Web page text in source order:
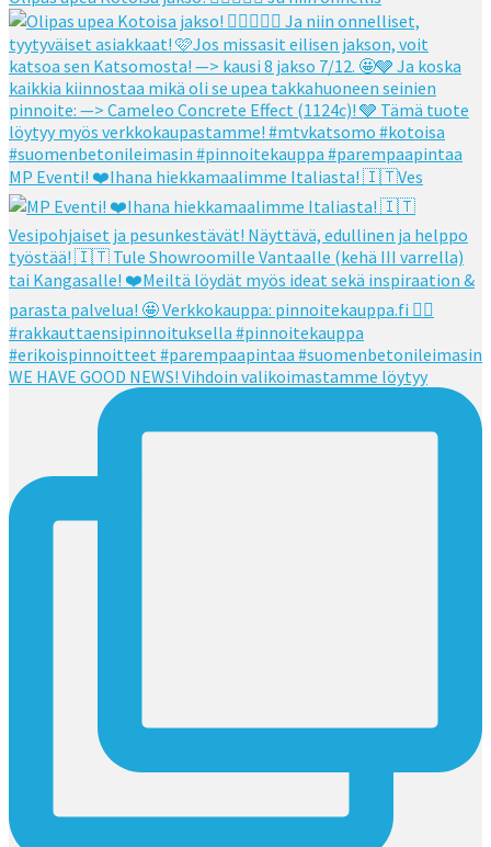
MP Eventi! ❤️Ihana hiekkamaalimme Italiasta! 🇮🇹Ves
WE HAVE GOOD NEWS! Vihdoin valikoimastamme löytyy